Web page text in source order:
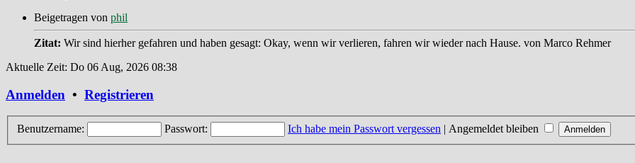
Beigetragen von phil
Zitat: Wir sind hierher gefahren und haben gesagt: Okay, wenn wir verlieren, fahren wir wieder nach Hause. von Marco Rehmer
Aktuelle Zeit: Do 06 Aug, 2026 08:38
Anmelden • Registrieren
Benutzername: Passwort: Ich habe mein Passwort vergessen | Angemeldet bleiben